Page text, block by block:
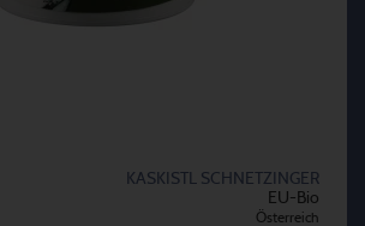
KASKISTL SCHNETZINGER
EU-Bio
Österreich